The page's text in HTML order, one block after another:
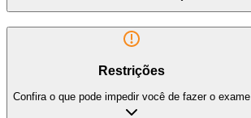
Restrições
Confira o que pode impedir você de fazer o exame